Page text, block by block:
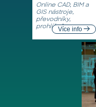
Online CAD, BIM a
GIS nástroje,
převodníky,
prohlížečeVíce info